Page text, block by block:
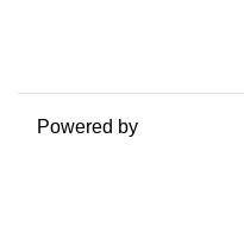
Powered by